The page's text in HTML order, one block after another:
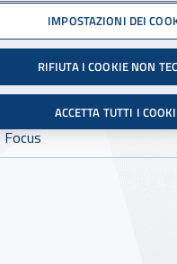
Facebook -
X- Sito
Dove cercare:
Focus
IMPOSTAZIONI DEI
RIFIUTA I COOKIE NON
ACCETTA TUTTI I